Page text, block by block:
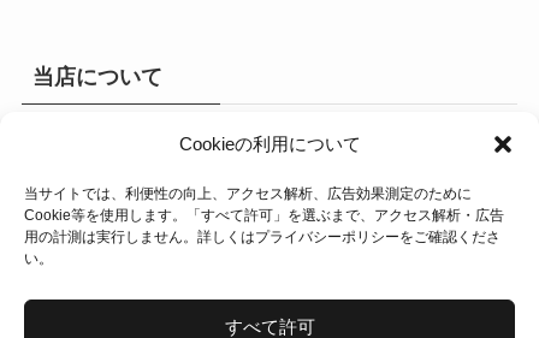
Cookieの利用について
当サイトでは、利便性の向上、アクセス解析、広告効果測定のために
Cookie等を使用します。「すべて許可」を選ぶまで、アクセス解析・広告
用の計測は実行しません。詳しくはプライバシーポリシーをご確認くださ
い。
すべて許可
当店について
TOM FORDやMONCLERなど、海外のハイブランドのアイウ
お問い合わせはメールで info@nicelife-store.comへお願い致
します。